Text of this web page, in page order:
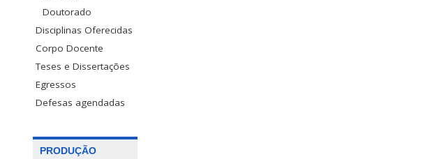
Doutorado
Disciplinas Oferecidas
Corpo Docente
Teses e Dissertações
Egressos
Defesas agendadas
PRODUÇÃO